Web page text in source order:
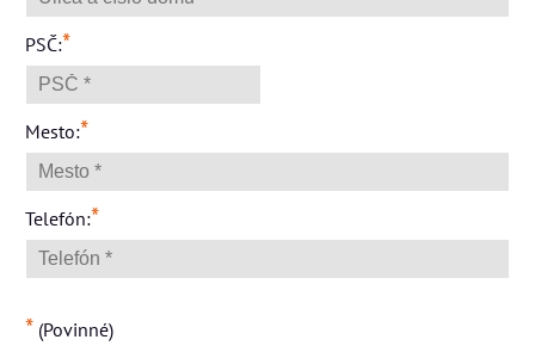
PSČ:*
Mesto:*
Telefón:*
* (Povinné)